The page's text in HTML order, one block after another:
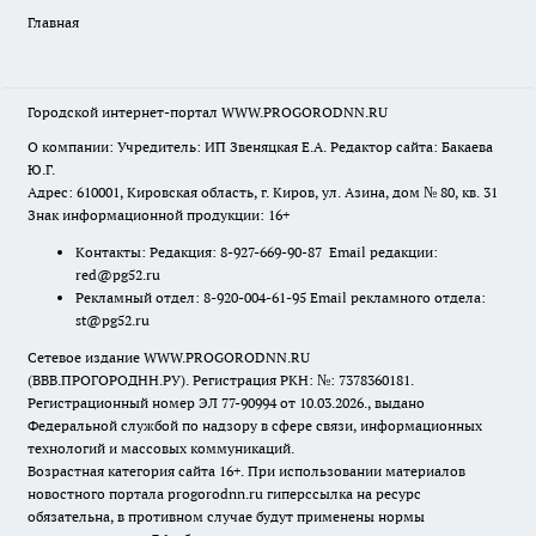
Главная
Городской интернет-портал WWW.PROGORODNN.RU
О компании: Учредитель: ИП Звеняцкая Е.А. Редактор сайта: Бакаева
Ю.Г.
Адрес: 610001, Кировская область, г. Киров, ул. Азина, дом № 80, кв. 31
Знак информационной продукции: 16+
Контакты: Редакция: 8-927-669-90-87 Email редакции:
red@pg52.ru
Рекламный отдел: 8-920-004-61-95 Email рекламного отдела:
st@pg52.ru
Сетевое издание WWW.PROGORODNN.RU
(ВВВ.ПРОГОРОДНН.РУ). Регистрация РКН: №: 7378360181.
Регистрационный номер ЭЛ 77-90994 от 10.03.2026., выдано
Федеральной службой по надзору в сфере связи, информационных
технологий и массовых коммуникаций.
Возрастная категория сайта 16+. При использовании материалов
новостного портала progorodnn.ru гиперссылка на ресурс
обязательна, в противном случае будут применены нормы